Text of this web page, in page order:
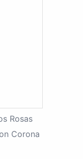
Rosas
Corona